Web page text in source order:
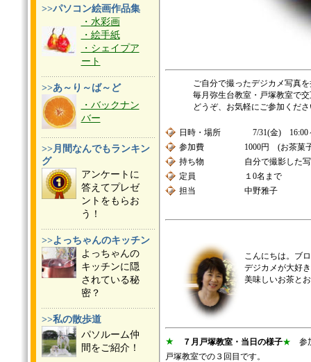
>>パソコン絵画作品集
・水彩画
・絵手紙
・シェイプア
ート
>>あ～り～ば～ど
・バックナン
バー
>>月間なんでもランキン
グ
アンケートに
答えてプレゼ
ントをもらお
う！
>>よっちゃんのキッチン
よっちゃんの
キッチンに隠
されている秘
密？
>>私の散歩道
パソルーム仲
間をご紹介！
ご自分で撮ったデジカメ写真
毎月弥生台教室・戸塚教室で
どうぞ、お気軽にご参加くだ
日時・場所
7/31(金)
参加費
1000円 (お茶菓
持ち物
自分で撮影した
定員
１0名まで
担当
中野雅子
こんにちは。ブ
デジカメが大好
美味しいお茶と
★ ７月戸塚教室・当日の様子★ 参
戸塚教室での３回目です。